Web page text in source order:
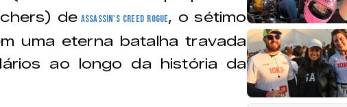
de Assassin's Creed Rogue, o sétimo
uma eterna batalha travada
ao longo da história da